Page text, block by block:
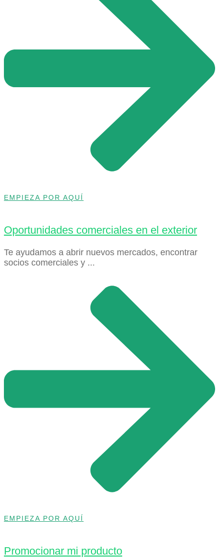
EMPIEZA POR AQUÍ
Oportunidades comerciales en el exterior
Te ayudamos a abrir nuevos mercados, encontrar
socios comerciales y ...
EMPIEZA POR AQUÍ
Promocionar mi producto